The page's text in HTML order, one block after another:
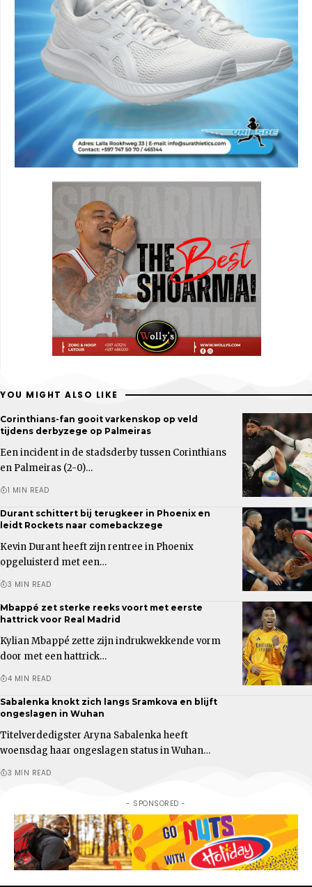
YOU MIGHT ALSO LIKE
Corinthians-fan gooit varkenskop op veld
tijdens derbyzege op Palmeiras
Een incident in de stadsderby tussen Corinthians
en Palmeiras (2-0)…
1 MIN READ
Durant schittert bij terugkeer in Phoenix en
leidt Rockets naar comebackzege
Kevin Durant heeft zijn rentree in Phoenix
opgeluisterd met een…
3 MIN READ
Mbappé zet sterke reeks voort met eerste
hattrick voor Real Madrid
Kylian Mbappé zette zijn indrukwekkende vorm
door met een hattrick…
4 MIN READ
Sabalenka knokt zich langs Sramkova en blijft
ongeslagen in Wuhan
Titelverdedigster Aryna Sabalenka heeft
woensdag haar ongeslagen status in Wuhan…
3 MIN READ
- SPONSORED -